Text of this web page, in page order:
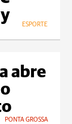
ESPORTE
abre
PONTA GROSSA